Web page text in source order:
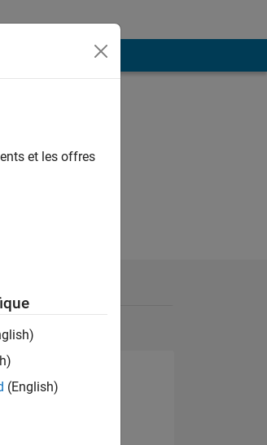
et les offres
(English)